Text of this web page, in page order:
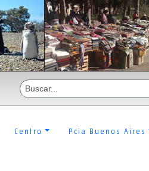
Centro Pcia Buenos Aires